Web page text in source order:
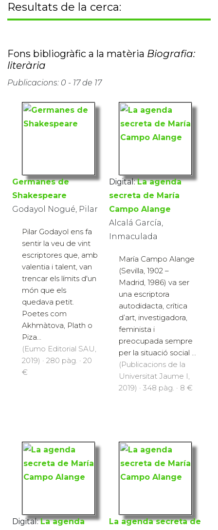
Resultats de la cerca:
Fons bibliogràfic a la matèria Biografia:
literària
Publicacions: 0 - 17 de 17
Germanes de
Shakespeare
Godayol Nogué, Pilar
Pilar Godayol ens fa
sentir la veu de vint
escriptores que, amb
valentia i talent, van
trencar els límits d'un
món que els
quedava petit.
Poetes com
Akhmàtova, Plath o
Piza...
(Eumo Editorial SAU,
2019) · 280 pàg. · 20
€
Digital: La agenda
secreta de María
Campo Alange
Alcalá García,
Inmaculada
María Campo Alange
(Sevilla, 1902 –
Madrid, 1986) va ser
una escriptora
autodidacta, crítica
d’art, investigadora,
feminista i
preocupada sempre
per la situació social ...
(Publicacions de la
Universitat Jaume I,
2019) · 348 pàg. · 8 €
Digital: La agenda
La agenda secreta de